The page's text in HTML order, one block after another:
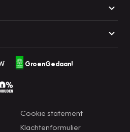
GroenGedaan!
Cookie statement
Klachtenformulier